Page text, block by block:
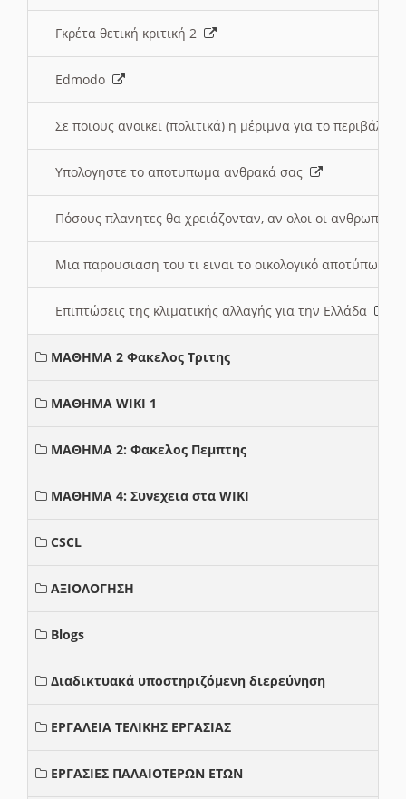
Γκρέτα θετική κριτική 2
Edmodo
Σε ποιους ανοικει (πολιτικά) η μέριμνα για το
Υπολογηστε το αποτυπωμα ανθρακά σας
Πόσους πλανητες θα χρειάζονταν, αν ολοι οι ανθρωποι
Μια παρουσιαση του τι ειναι το οικολογικό αποτύπωμα
Επιπτώσεις της κλιματικής αλλαγής για την Ελλάδα
ΜΑΘΗΜΑ 2 Φακελος Τριτης
ΜΑΘΗΜΑ WIKI 1
ΜΑΘΗΜΑ 2: Φακελος Πεμπτης
ΜΑΘΗΜΑ 4: Συνεχεια στα WIKI
CSCL
ΑΞΙΟΛΟΓΗΣΗ
Blogs
Διαδικτυακά υποστηριζόμενη διερεύνηση
ΕΡΓΑΛΕΙΑ ΤΕΛΙΚΗΣ ΕΡΓΑΣΙΑΣ
ΕΡΓΑΣΙΕΣ ΠΑΛΑΙΟΤΕΡΩΝ ΕΤΩΝ